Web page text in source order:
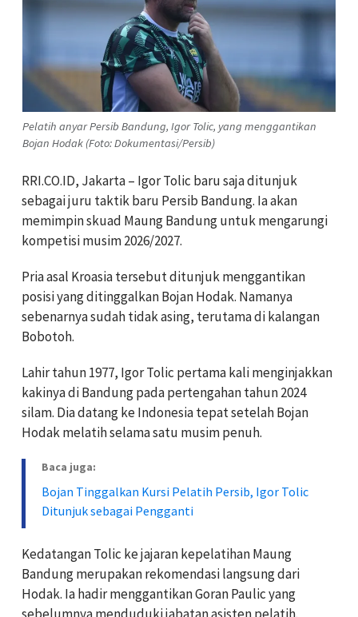
Pelatih anyar Persib Bandung, Igor Tolic, yang menggantikan
Bojan Hodak (Foto: Dokumentasi/Persib)
RRI.CO.ID, Jakarta – Igor Tolic baru saja ditunjuk
sebagai juru taktik baru Persib Bandung. Ia akan
memimpin skuad Maung Bandung untuk mengarungi
kompetisi musim 2026/2027.
Pria asal Kroasia tersebut ditunjuk menggantikan
posisi yang ditinggalkan Bojan Hodak. Namanya
sebenarnya sudah tidak asing, terutama di kalangan
Bobotoh.
Lahir tahun 1977, Igor Tolic pertama kali menginjakkan
kakinya di Bandung pada pertengahan tahun 2024
silam. Dia datang ke Indonesia tepat setelah Bojan
Hodak melatih selama satu musim penuh.
Baca juga:
Bojan Tinggalkan Kursi Pelatih Persib, Igor Tolic
Ditunjuk sebagai Pengganti
Kedatangan Tolic ke jajaran kepelatihan Maung
Bandung merupakan rekomendasi langsung dari
Hodak. Ia hadir menggantikan Goran Paulic yang
sebelumnya menduduki jabatan asisten pelatih.